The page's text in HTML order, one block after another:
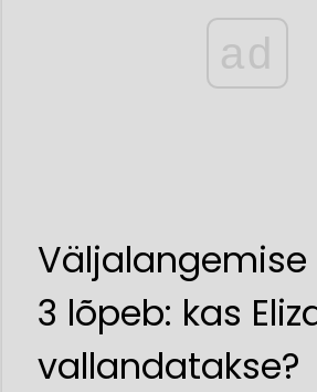
ad
3 lõpeb: kas
vallandatakse?